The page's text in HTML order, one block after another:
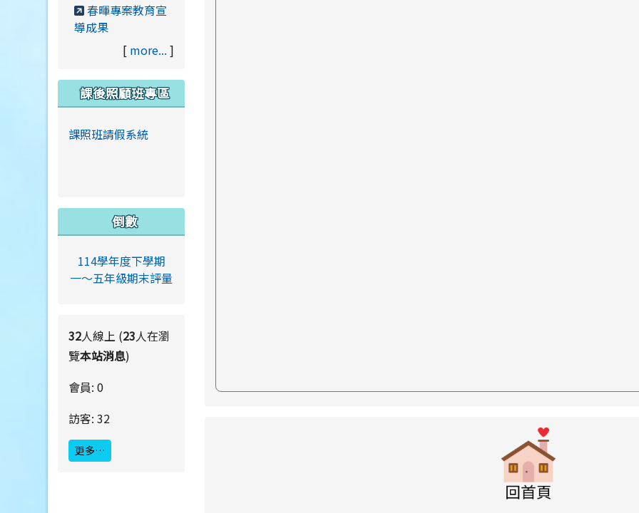
春暉專案教育宣
導成果
[ more... ]
課後照顧班專區
課照班請假系統
倒數
114學年度下學期
一～五年級期末評量
32人線上 (23人在瀏
覽本站消息)
會員: 0
訪客: 32
更多…